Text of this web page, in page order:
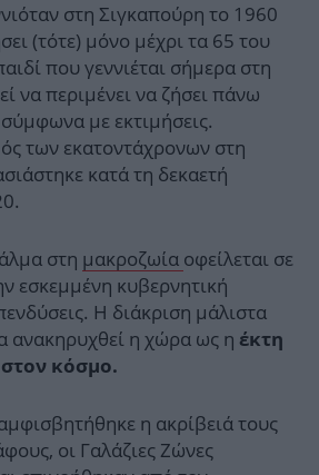
στη Σιγκαπούρη το 1960
(τότε) μόνο μέχρι τα 65 του
που γεννιέται σήμερα στη
να περιμένει να ζήσει πάνω
με εκτιμήσεις.
των εκατοντάχρονων στη
κατά τη δεκαετή
στη μακροζωία οφείλεται σε
εσκεμμένη κυβερνητική
Η διάκριση μάλιστα
ανακηρυχθεί η χώρα ως η έκτη
κόσμο.
η ακρίβειά τους
οι Γαλάζιες Ζώνες